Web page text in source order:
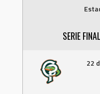
SERIE
22